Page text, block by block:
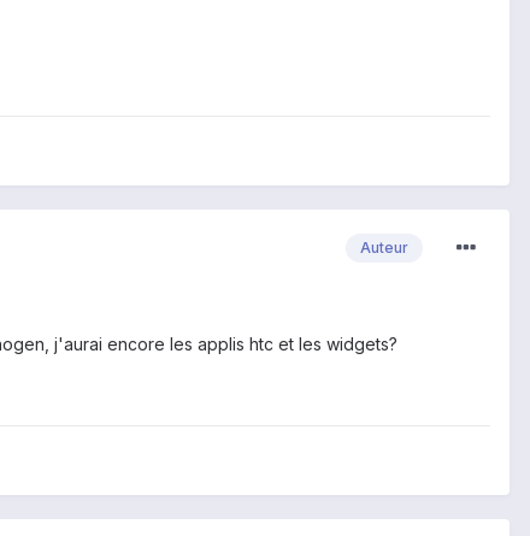
Auteur
j'aurai encore les applis htc et les widgets?